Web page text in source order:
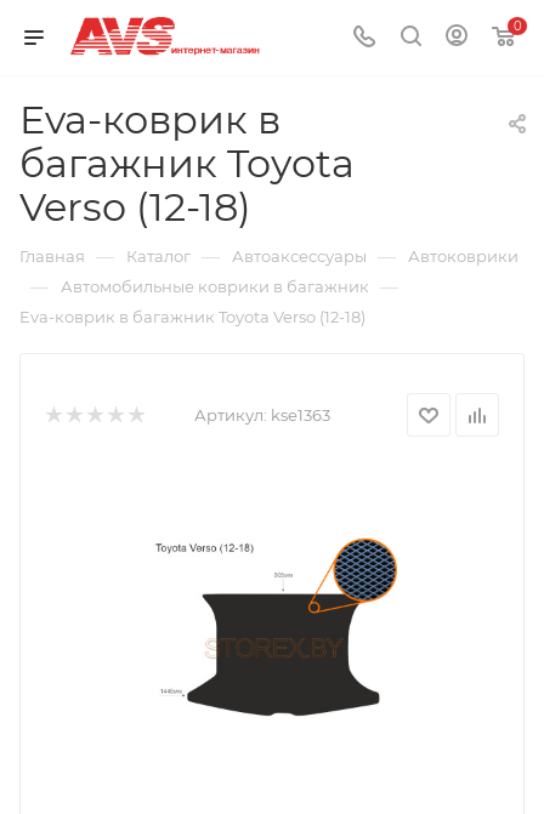
0
Eva-коврик в
багажник Toyota
Verso (12-18)
Главная — Каталог — Автоаксессуары — Автоковрики
— Автомобильные коврики в багажник —
Eva-коврик в багажник Toyota Verso (12-18)
Артикул: kse1363